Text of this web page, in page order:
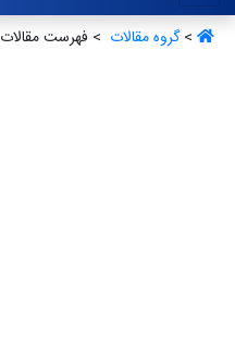
>گروه مقالات ‏ > فهرست مقالات